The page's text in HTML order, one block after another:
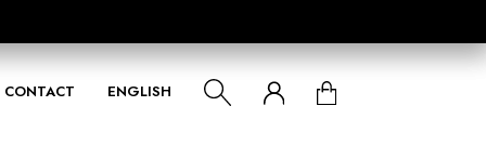
CONTACT ENGLISH